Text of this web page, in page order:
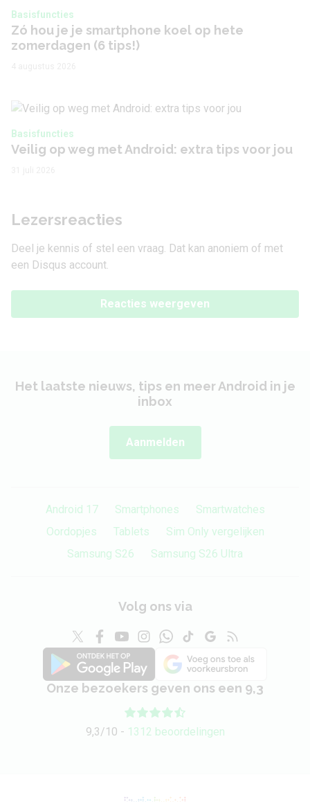
Basisfuncties
Zó hou je je smartphone koel op hete
zomerdagen (6 tips!)
Basisfuncties
Veilig op weg met Android: extra tips voor jou
Lezersreacties
Deel je kennis of stel een vraag. Dat kan anoniem of met
een Disqus account.
Reacties weergeven
Het laatste nieuws, tips en meer Android in je
inbox
Aanmelden
Android 17 Smartphones
Smartwatches
Oordopjes
Tablets
Sim Only vergelijken
Samsung S26
Samsung S26 Ultra
Volg ons via
Onze bezoekers geven ons een 9,3
9,3/10 - 1312 beoordelingen